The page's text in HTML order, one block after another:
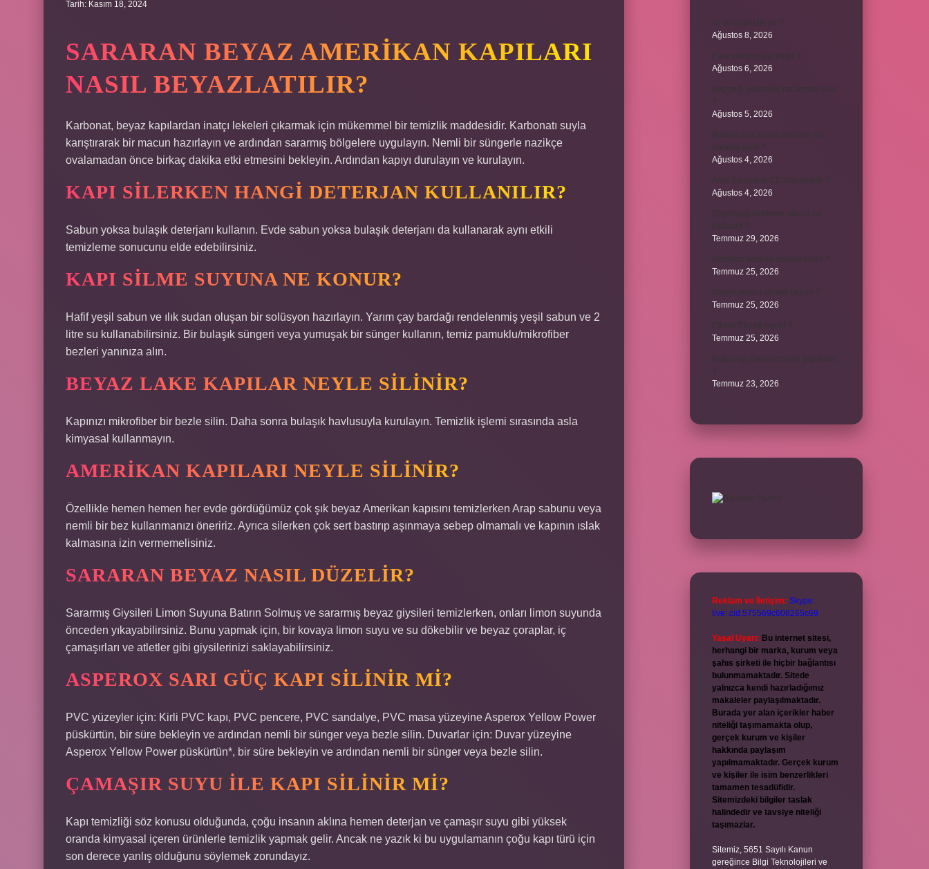
Tarih: Kasım 18, 2024
SARARAN BEYAZ AMERIKAN KAPILARI
NASIL BEYAZLATILIR?
Karbonat, beyaz kapılardan inatçı lekeleri çıkarmak için mükemmel bir temizlik maddesidir. Karbonatı suyla
karıştırarak bir macun hazırlayın ve ardından sararmış bölgelere uygulayın. Nemli bir süngerle nazikçe
ovalamadan önce birkaç dakika etki etmesini bekleyin. Ardından kapıyı durulayın ve kurulayın.
KAPI SILERKEN HANGI DETERJAN KULLANILIR?
Sabun yoksa bulaşık deterjanı kullanın. Evde sabun yoksa bulaşık deterjanı da kullanarak aynı etkili
temizleme sonucunu elde edebilirsiniz.
KAPI SILME SUYUNA NE KONUR?
Hafif yeşil sabun ve ılık sudan oluşan bir solüsyon hazırlayın. Yarım çay bardağı rendelenmiş yeşil sabun ve 2
litre su kullanabilirsiniz. Bir bulaşık süngeri veya yumuşak bir sünger kullanın, temiz pamuklu/mikrofiber
bezleri yanınıza alın.
BEYAZ LAKE KAPILAR NEYLE SILINIR?
Kapınızı mikrofiber bir bezle silin. Daha sonra bulaşık havlusuyla kurulayın. Temizlik işlemi sırasında asla
kimyasal kullanmayın.
AMERIKAN KAPILARI NEYLE SILINIR?
Özellikle hemen hemen her evde gördüğümüz çok şık beyaz Amerikan kapısını temizlerken Arap sabunu veya
nemli bir bez kullanmanızı öneririz. Ayrıca silerken çok sert bastırıp aşınmaya sebep olmamalı ve kapının ıslak
kalmasına izin vermemelisiniz.
SARARAN BEYAZ NASIL DÜZELIR?
Sararmış Giysileri Limon Suyuna Batırın Solmuş ve sararmış beyaz giysileri temizlerken, onları limon suyunda
önceden yıkayabilirsiniz. Bunu yapmak için, bir kovaya limon suyu ve su dökebilir ve beyaz çoraplar, iç
çamaşırları ve atletler gibi giysilerinizi saklayabilirsiniz.
ASPEROX SARI GÜÇ KAPI SILINIR MI?
PVC yüzeyler için: Kirli PVC kapı, PVC pencere, PVC sandalye, PVC masa yüzeyine Asperox Yellow Power
püskürtün, bir süre bekleyin ve ardından nemli bir sünger veya bezle silin. Duvarlar için: Duvar yüzeyine
Asperox Yellow Power püskürtün*, bir süre bekleyin ve ardından nemli bir sünger veya bezle silin.
ÇAMAŞIR SUYU ILE KAPI SILINIR MI?
Kapı temizliği söz konusu olduğunda, çoğu insanın aklına hemen deterjan ve çamaşır suyu gibi yüksek
oranda kimyasal içeren ürünlerle temizlik yapmak gelir. Ancak ne yazık ki bu uygulamanın çoğu kapı türü için
son derece yanlış olduğunu söylemek zorundayız.
Ni cd mi NiMH mi ?
Ağustos 8, 2026
Fare yemek caiz midir ?
Ağustos 6, 2026
Ayçiçeği çekirdeği ne zaman olur
?
Ağustos 5, 2026
Bulmacada köken bilimsel ne
anlama gelir ?
Ağustos 4, 2026
Arca Savunma CEO’su kimdir ?
Ağustos 4, 2026
Zeytinyağı bekleme süresi ne
kadardır ?
Temmuz 29, 2026
Merzifon isminin anlamı nedir ?
Temmuz 25, 2026
Klozet neden sürekli tıkanır ?
Temmuz 25, 2026
Temmuz 25, 2026
Kalp atışı yükselince ne yapılmalı
Temmuz 23, 2026
Reklam ve İletişim: Skype:
live:.cid.575569c608265c69
Yasal Uyarı: Bu internet sitesi,
herhangi bir marka, kurum veya
şahıs şirketi ile hiçbir bağlantısı
bulunmamaktadır. Sitede
yalnızca kendi hazırladığımız
makaleler paylaşılmaktadır.
Burada yer alan içerikler haber
niteliği taşımamakta olup,
gerçek kurum ve kişiler
hakkında paylaşım
yapılmamaktadır. Gerçek kurum
ve kişiler ile isim benzerlikleri
tamamen tesadüfidir.
Sitemizdeki bilgiler taslak
halindedir ve tavsiye niteliği
taşımazlar.
Sitemiz, 5651 Sayılı Kanun
gereğince Bilgi Teknolojileri ve